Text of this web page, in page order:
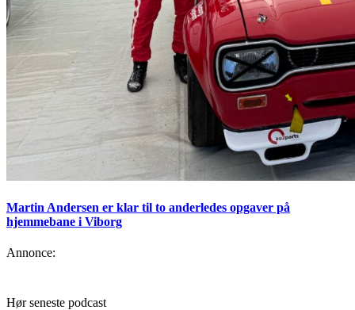
Martin Andersen er klar til to anderledes opgaver på
hjemmebane i Viborg
Annonce:
Hør seneste podcast